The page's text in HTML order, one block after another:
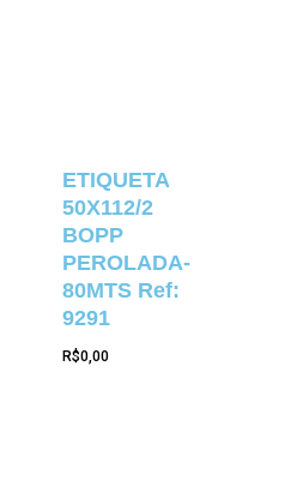
ETIQUETA
50X112/2
BOPP
PEROLADA-
80MTS Ref:
9291
R$0,00